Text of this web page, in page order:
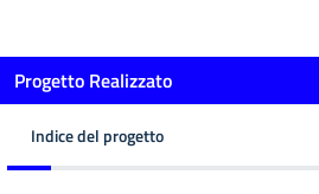
Progetto Realizzato
Indice del progetto